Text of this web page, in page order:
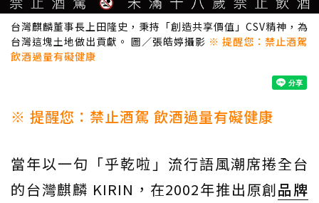
台灣麒麟董事長上田隆史，秉持「創造共享價值」CSV精神，為
台灣這塊土地做出貢獻。 圖／張皓婷攝影 ※ 提醒您：禁止酒駕
飲酒過量有礙健康
※ 提醒您：禁止酒駕 飲酒過量有礙健康
當年以一句「乎乾啦」流行語風潮席捲全台
的台灣麒麟 KIRIN，在2002年推出原創品牌